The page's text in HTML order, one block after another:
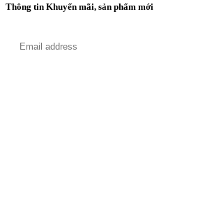
Thông tin Khuyến mãi, sản phẩm mới